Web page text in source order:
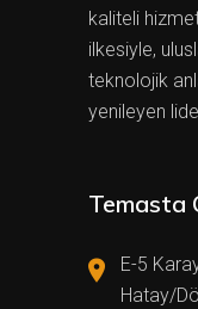
kaliteli
ilkesiyle,
teknolojik
yenileyen
Temasta
E-5
Hatay/